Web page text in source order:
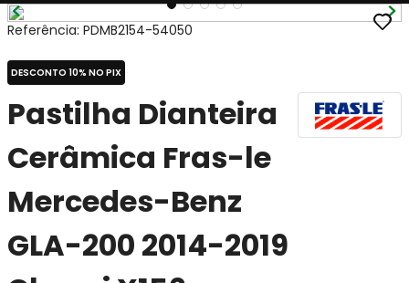
Referência: PDMB2154-54050
DESCONTO 10% NO PIX
Pastilha Dianteira
Cerâmica Fras-le
Mercedes-Benz
GLA-200 2014-2019